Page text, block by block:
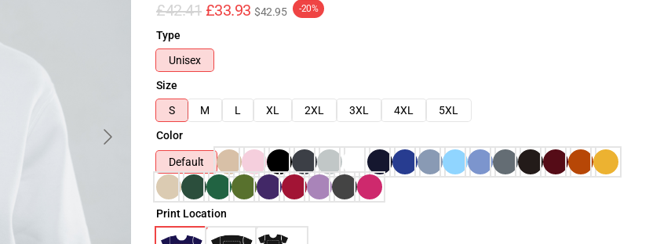
£42.41 £33.93 $42.95 -20%
Type
Unisex
Size
S
M L XL 2XL 3XL 4XL
5XL
Color
Default
Print Location